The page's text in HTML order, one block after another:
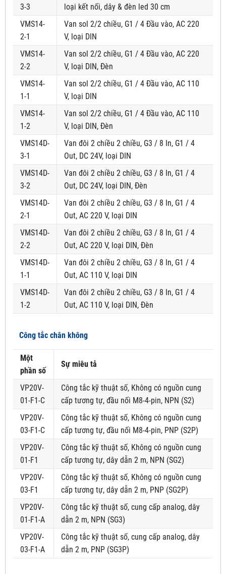
3-3
loại kết nối, dây & đèn led 30 cm
VMS14-
2-1
Van sol 2/2 chiều, G1 / 4 Đầu vào, AC 220
V, loại DIN
VMS14-
2-2
Van sol 2/2 chiều, G1 / 4 Đầu vào, AC 220
V, loại DIN, Đèn
VMS14-
1-1
Van sol 2/2 chiều, G1 / 4 Đầu vào, AC 110
V, loại DIN
VMS14-
1-2
Van sol 2/2 chiều, G1 / 4 Đầu vào, AC 110
V, loại DIN, Đèn
VMS14D-
3-1
Van đôi 2 chiều 2 chiều, G3 / 8 In, G1 / 4
Out, DC 24V, loại DIN
VMS14D-
3-2
Van đôi 2 chiều 2 chiều, G3 / 8 In, G1 / 4
Out, DC 24V, loại DIN, Đèn
VMS14D-
2-1
Van đôi 2 chiều 2 chiều, G3 / 8 In, G1 / 4
Out, AC 220 V, loại DIN
VMS14D-
2-2
Van đôi 2 chiều 2 chiều, G3 / 8 In, G1 / 4
Out, AC 220 V, loại DIN, Đèn
VMS14D-
1-1
Van đôi 2 chiều 2 chiều, G3 / 8 In, G1 / 4
Out, AC 110 V, loại DIN
VMS14D-
1-2
Van đôi 2 chiều 2 chiều, G3 / 8 In, G1 / 4
Out, AC 110 V, loại DIN, Đèn
Công tắc chân không
Một
phần số
Sự miêu tả
VP20V-
01-F1-C
Công tắc kỹ thuật số, Không có nguồn cung
cấp tương tự, đầu nối M8-4-pin, NPN (S2)
VP20V-
03-F1-C
Công tắc kỹ thuật số, Không có nguồn cung
cấp tương tự, đầu nối M8-4-pin, PNP (S2P)
VP20V-
01-F1
Công tắc kỹ thuật số, Không có nguồn cung
cấp tương tự, dây dẫn 2 m, NPN (SG2)
VP20V-
03-F1
Công tắc kỹ thuật số, Không có nguồn cung
cấp tương tự, dây dẫn 2 m, PNP (SG2P)
VP20V-
01-F1-A
Công tắc kỹ thuật số, cung cấp analog, dây
dẫn 2 m, NPN (SG3)
VP20V-
03-F1-A
Công tắc kỹ thuật số, cung cấp analog, dây
dẫn 2 m, PNP (SG3P)